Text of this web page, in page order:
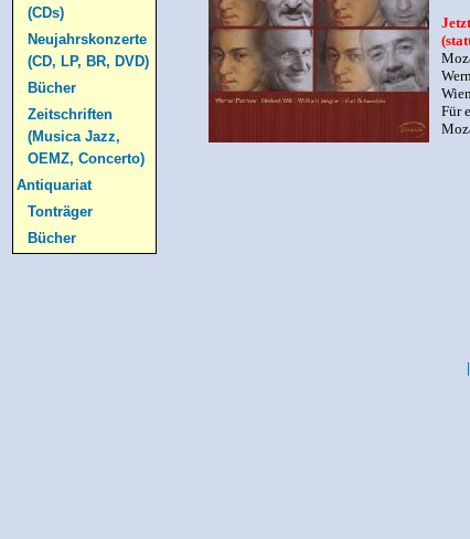
(CDs)
Neujahrskonzerte
(CD, LP, BR, DVD)
Bücher
Zeitschriften
(Musica Jazz,
OEMZ, Concerto)
Antiquariat
Tonträger
Bücher
Für
|